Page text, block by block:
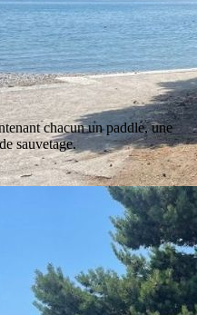
chacun un paddle, une
sauvetage.